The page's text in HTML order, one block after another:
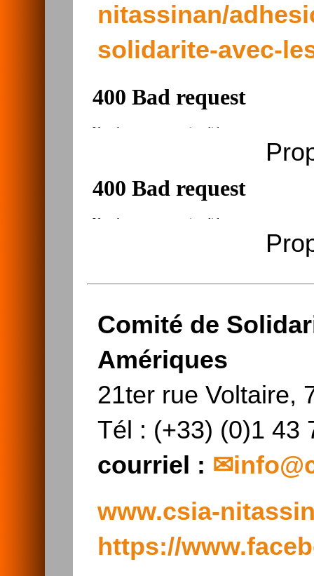
nitassinan/
solidarite-avec-
Comité de
Amériques
21ter rue Voltaire,
Tél : (+33) (0)1 43
courriel :
www.csia-
https://